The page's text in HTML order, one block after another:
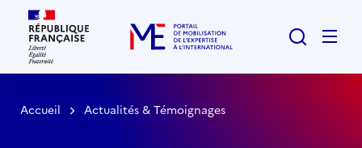
Rechercher
Accueil Actualités & Témoignages